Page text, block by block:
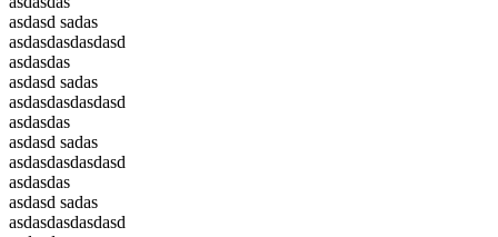
asdasd sadas
asdasdasdasdasd
asdasdas
asdasd sadas
asdasdasdasdasd
asdasdas
asdasd sadas
asdasdasdasdasd
asdasdas
asdasd sadas
asdasdasdasdasd